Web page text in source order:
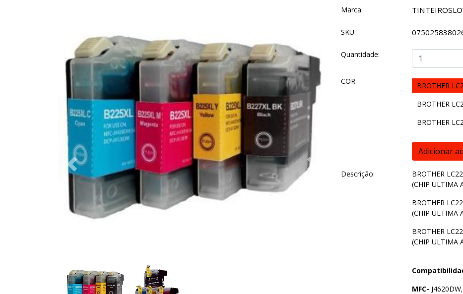
Previous
Marca:
SKU:
Quantidade:
COR
BROTHER
BROTHER
BROTHER
Descrição:
BROTHER
(CHIP ULTIMA
BROTHER
(CHIP ULTIMA
BROTHER
(CHIP ULTIMA
MFC-